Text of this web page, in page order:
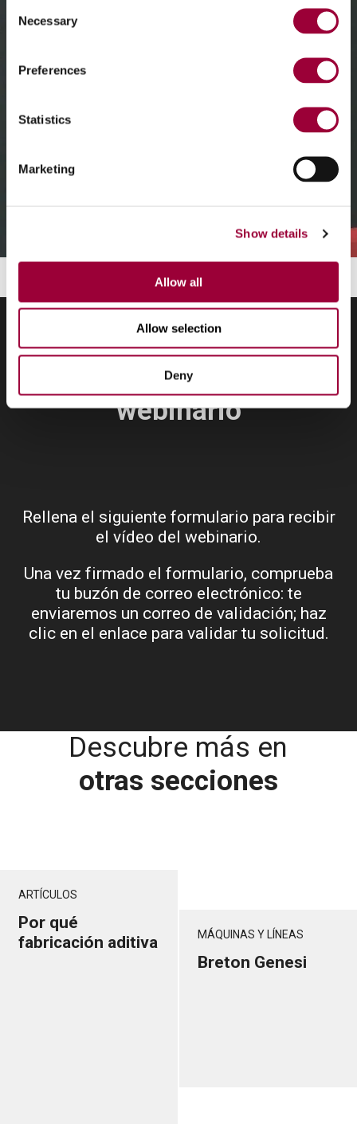
Selection
Necessary
Preferences
Statistics
Marketing
Show details
Allow all
Allow selection
Deny
Solicita el vídeo del
webinario
Rellena el siguiente formulario para recibir
el vídeo del webinario.
Una vez firmado el formulario, comprueba
tu buzón de correo electrónico: te
enviaremos un correo de validación; haz
clic en el enlace para validar tu solicitud.
Descubre más en
otras secciones
ARTÍCULOS
Por qué
fabricación aditiva
MÁQUINAS Y LÍNEAS
Breton Genesi